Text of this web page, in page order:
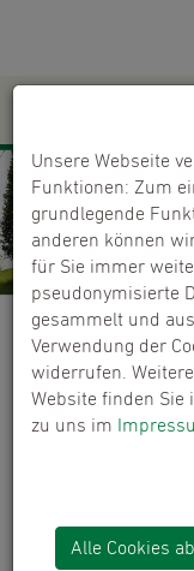
Händlerfinder
Kaufen Sie
ERROR:Content
Unsere Webseite
Funktionen: Zum
grundlegende
anderen können
für Sie immer
pseudonymisierte
gesammelt und
Verwendung der
widerrufen.
Website finden Sie
zu uns im
Alle Cookies